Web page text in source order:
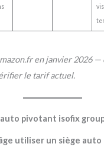
en janvier 2026 —
le tarif actuel.
pivotant isofix
utiliser un siège auto